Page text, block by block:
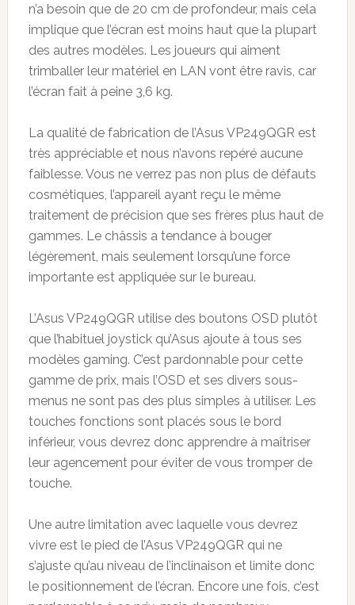
n’a besoin que de 20 cm de profondeur, mais cela
implique que l’écran est moins haut que la plupart
des autres modèles. Les joueurs qui aiment
trimballer leur matériel en LAN vont être ravis, car
l’écran fait à peine 3,6 kg.
La qualité de fabrication de l’Asus VP249QGR est
très appréciable et nous n’avons repéré aucune
faiblesse. Vous ne verrez pas non plus de défauts
cosmétiques, l’appareil ayant reçu le même
traitement de précision que ses frères plus haut de
gammes. Le châssis a tendance à bouger
légèrement, mais seulement lorsqu’une force
importante est appliquée sur le bureau.
L’Asus VP249QGR utilise des boutons OSD plutôt
que l’habituel joystick qu’Asus ajoute à tous ses
modèles gaming. C’est pardonnable pour cette
gamme de prix, mais l’OSD et ses divers sous-
menus ne sont pas des plus simples à utiliser. Les
touches fonctions sont placés sous le bord
inférieur, vous devrez donc apprendre à maîtriser
leur agencement pour éviter de vous tromper de
touche.
Une autre limitation avec laquelle vous devrez
vivre est le pied de l’Asus VP249QGR qui ne
s’ajuste qu’au niveau de l’inclinaison et limite donc
le positionnement de l’écran. Encore une fois, c’est